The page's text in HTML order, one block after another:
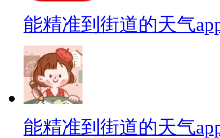
能精准到街道的天气
能精准到街道的天气